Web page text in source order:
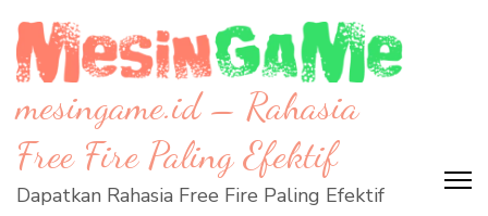
to
content
(Press
Enter)
mesingame.id – Rahasia
Free Fire Paling Efektif
Dapatkan Rahasia Free Fire Paling Efektif